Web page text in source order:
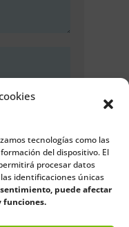
tecnologías como las
del dispositivo. El
procesar datos
identificaciones únicas
puede afectar
funciones.